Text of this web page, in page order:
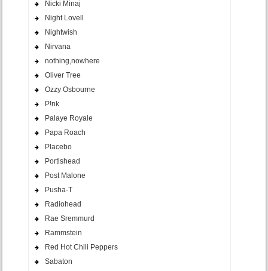
Nicki Minaj
Night Lovell
Nightwish
Nirvana
nothing,nowhere
Oliver Tree
Ozzy Osbourne
P!nk
Palaye Royale
Papa Roach
Placebo
Portishead
Post Malone
Pusha-T
Radiohead
Rae Sremmurd
Rammstein
Red Hot Chili Peppers
Sabaton